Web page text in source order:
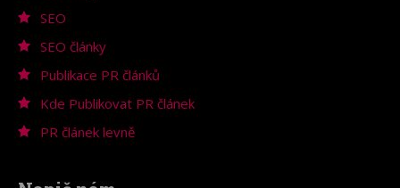
SEO
SEO články
Publikace PR článků
Kde Publikovat PR článek
PR článek levně